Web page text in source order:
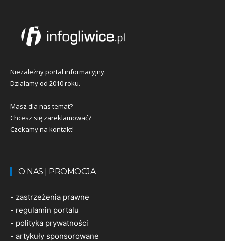
Niezależny portal informacyjny.
Działamy od 2010 roku.
Masz dla nas temat?
Chcesz się zareklamować?
Czekamy na kontakt!
O NAS | PROMOCJA
- zastrzeżenia prawne
- regulamin portalu
- polityka prywatności
- artykuły sponsorowane